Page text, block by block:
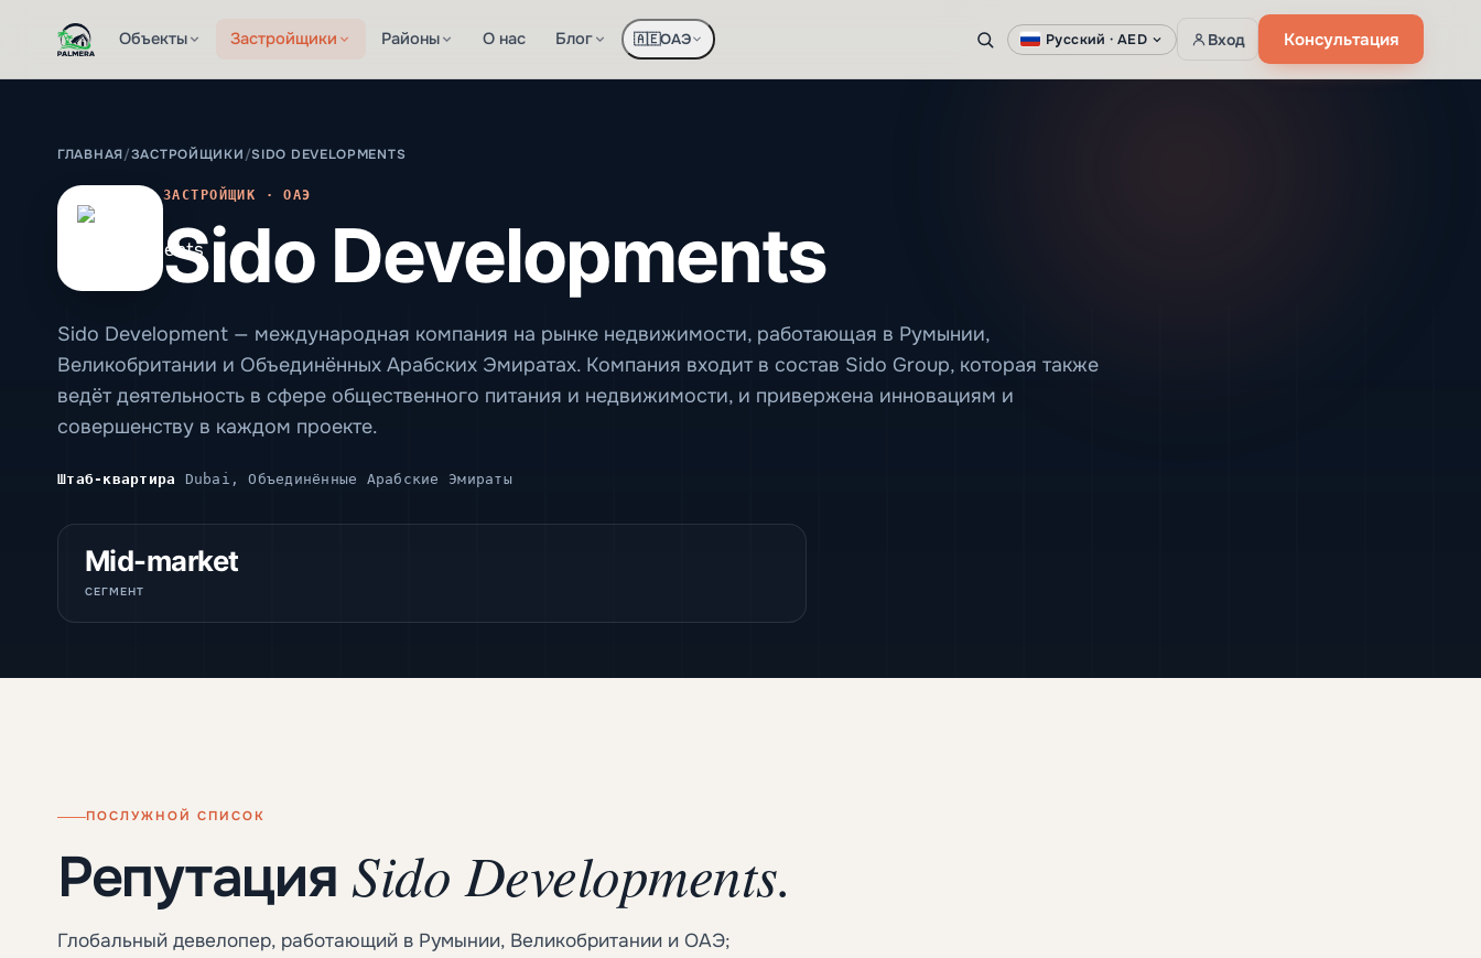
Объекты Застройщики Районы О нас Блог 🇦🇪ОАЭ Русский · AED Вход Консультация
ГЛАВНАЯ/ЗАСТРОЙЩИКИ /SIDO DEVELOPMENTS
ЗАСТРОЙЩИК · ОАЭ
Sido Developments
Sido Development — международная компания на рынке недвижимости, работающая в Румынии,
Великобритании и Объединённых Арабских Эмиратах. Компания входит в состав Sido Group, которая также
ведёт деятельность в сфере общественного питания и недвижимости, и привержена инновациям и
совершенству в каждом проекте.
Штаб-квартира Dubai, Объединённые Арабские Эмираты
Mid-market
СЕГМЕНТ
ПОСЛУЖНОЙ СПИСОК
Репутация Sido Developments.
Глобальный девелопер, работающий в Румынии, Великобритании и ОАЭ;